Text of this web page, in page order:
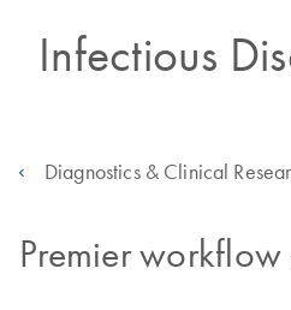
Infectious
Diagnostics & Clinical
Premier workflow